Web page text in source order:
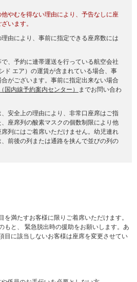
やむを得ない理由により、予告なしに座
います。
由により、事前に指定できる座席数には
、予約に連帯運送を行っている航空会社
ド エア）の運賃が含まれている場合、事
がございます。事前に指定出来ない場合
国内線予約案内センター）
までお問い合わ
安全上の理由により、非常口座席はご指
座席列の酸素マスクの個数制限により他
列にはご着席いただけません。幼児連れ
前後の列または通路を挟んで並びの列の
満たすお客様に限りご着席いただけます。
もと、 緊急脱出時の援助をお願いします。あ
目に該当しないお客様は座席を変更させてい